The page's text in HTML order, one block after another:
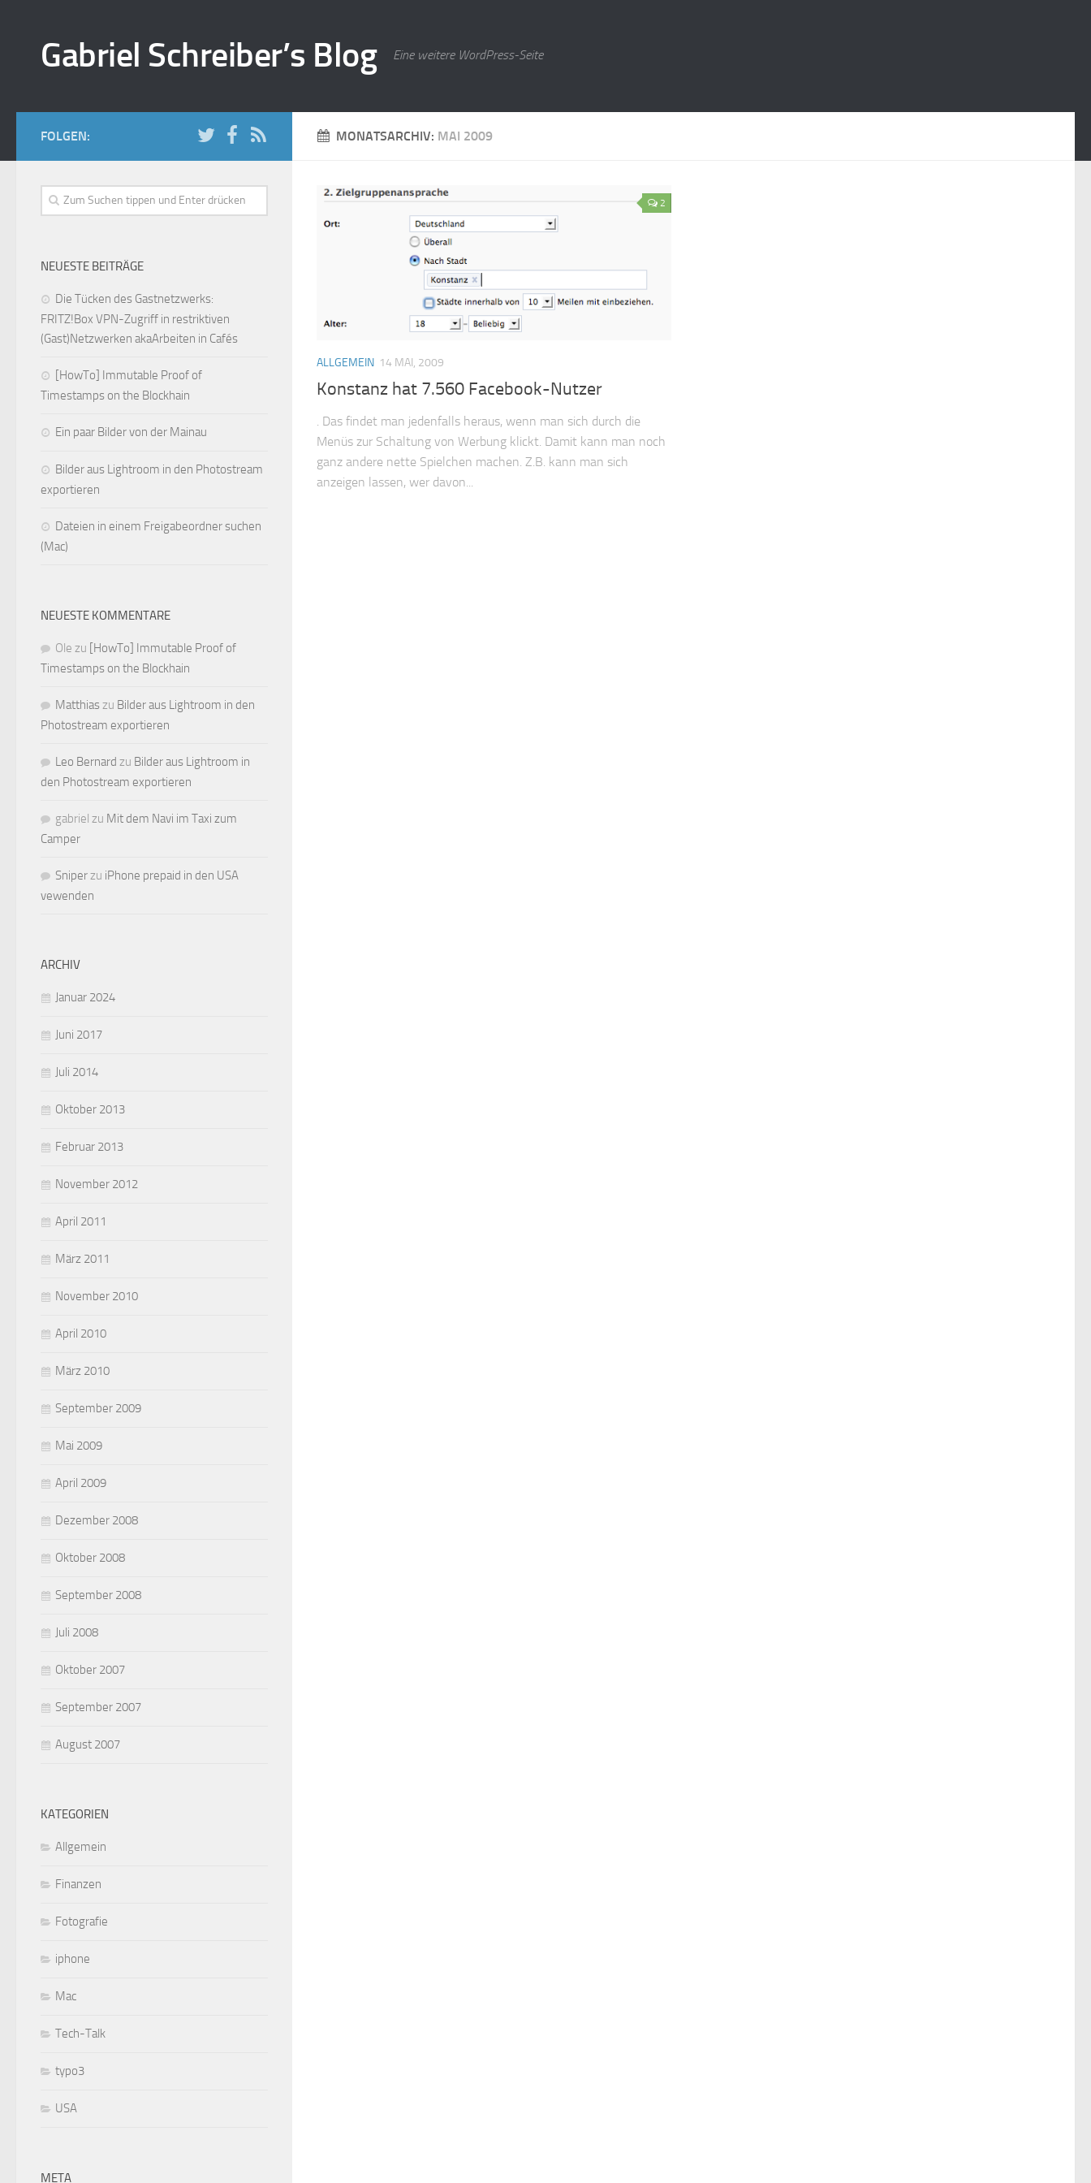
Gabriel Schreiber’s Blog Eine weitere WordPress-Seite
MONATSARCHIV: MAI 2009
2
ALLGEMEIN 14 MAI, 2009
Konstanz hat 7.560 Facebook-Nutzer
. Das findet man jedenfalls heraus, wenn man sich durch die
Menüs zur Schaltung von Werbung klickt. Damit kann man noch
ganz andere nette Spielchen machen. Z.B. kann man sich
anzeigen lassen, wer davon...
FOLGEN:
NEUESTE BEITRÄGE
Die Tücken des Gastnetzwerks:
FRITZ!Box VPN-Zugriff in restriktiven
(Gast)Netzwerken akaArbeiten in Cafés
[HowTo] Immutable Proof of
Timestamps on the Blockhain
Ein paar Bilder von der Mainau
Bilder aus Lightroom in den Photostream
exportieren
Dateien in einem Freigabeordner suchen
(Mac)
NEUESTE KOMMENTARE
Ole zu [HowTo] Immutable Proof of
Timestamps on the Blockhain
Matthiaszu Bilder aus Lightroom in den
Photostream exportieren
Leo Bernard zu Bilder aus Lightroom in
den Photostream exportieren
gabriel zu Mit dem Navi im Taxi zum
Camper
Sniperzu iPhone prepaid in den USA
vewenden
ARCHIV
Januar 2024
Juni 2017
Juli 2014
Oktober 2013
Februar 2013
November 2012
April 2011
März 2011
November 2010
April 2010
März 2010
September 2009
Mai 2009
April 2009
Dezember 2008
Oktober 2008
September 2008
Juli 2008
Oktober 2007
September 2007
August 2007
KATEGORIEN
Allgemein
Finanzen
Fotografie
iphone
Mac
Tech-Talk
typo3
USA
META